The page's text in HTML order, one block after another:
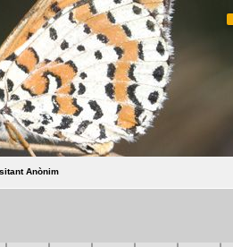
Anònim